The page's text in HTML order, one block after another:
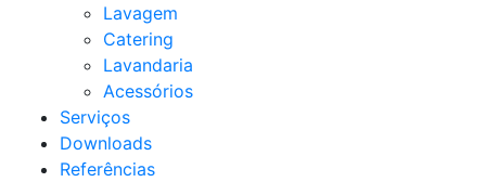
Lavagem
Catering
Lavandaria
Acessórios
Serviços
Downloads
Referências